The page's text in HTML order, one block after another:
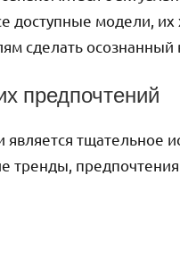
доступные модели, их
сделать осознанный
предпочтений
тщательное
тренды,